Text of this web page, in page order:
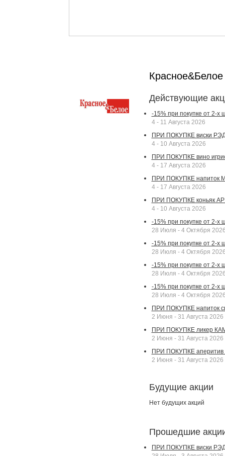
Действующие
-15% при покупке от 2-
4 - 11 Августа 2026
ПРИ ПОКУПКЕ виски
4 - 10 Августа 2026
ПРИ ПОКУПКЕ вино
4 - 17 Августа 2026
ПРИ ПОКУПКЕ напиток
4 - 17 Августа 2026
ПРИ ПОКУПКЕ коньяк
4 - 10 Августа 2026
-15% при покупке от 2-х
28 Июля - 4 Октября
-15% при покупке от 2-х
28 Июля - 4 Октября
-15% при покупке от 2-х
28 Июля - 4 Октября
-15% при покупке от 2-х
28 Июля - 4 Октября
ПРИ ПОКУПКЕ напиток
2 Июня - 31 Августа 2026
ПРИ ПОКУПКЕ ликер
2 Июня - 31 Августа 2026
ПРИ ПОКУПКЕ аперитив
2 Июня - 31 Августа 2026
Будущие акции
Нет будущих акций
Прошедшие
ПРИ ПОКУПКЕ виски